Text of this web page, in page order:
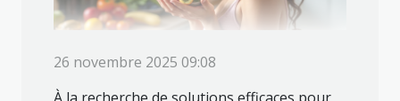
26 novembre 2025 09:08